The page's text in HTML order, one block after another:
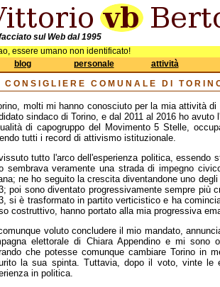
sul Web dal 1995
essere umano non identificato!
blog personale
attività
CONSIGLIERE COMUNALE DI
molti mi hanno conosciuto per la mia attività
sindaco di Torino, e dal 2011 al 2016 ho
di capogruppo del Movimento 5 Stelle,
tutti i record di attivismo istituzionale.
tutto l'arco dell'esperienza politica, essendo
sembrava veramente una strada di impegno
ne ho seguito la crescita diventandone uno
poi sono diventato progressivamente sempre più
si è trasformato in partito verticistico e ha
costruttivo, hanno portato alla mia progressiva
voluto concludere il mio mandato,
elettorale di Chiara Appendino e mi
che potesse comunque cambiare Torino in
la sua spinta. Tuttavia, dopo il voto, vinte
in politica.